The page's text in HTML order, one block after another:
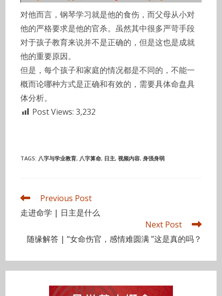
对他而言，钢琴学习就是他的食伤，而父母从小对
他的严格要求是他的官杀。虽然其中很多严苛手段
对于孩子教育来说并不是正确的，但是这也是成就
他的重要原因。
但是，每个孩子和家庭的情况都是不同的，不能一
概而论哪种方式是正确和有效的，需要具体命盘具
体分析。
Post Views: 3,232
TAGS: 八字与学业教育, 八字算命, 日主, 视频内容, 身强身弱
Read
more
articles
Previous Post
走进命学 | 日主是什么
Next Post
随缘解答 | “女命伤官，感情难圆满 ”这是真的吗？